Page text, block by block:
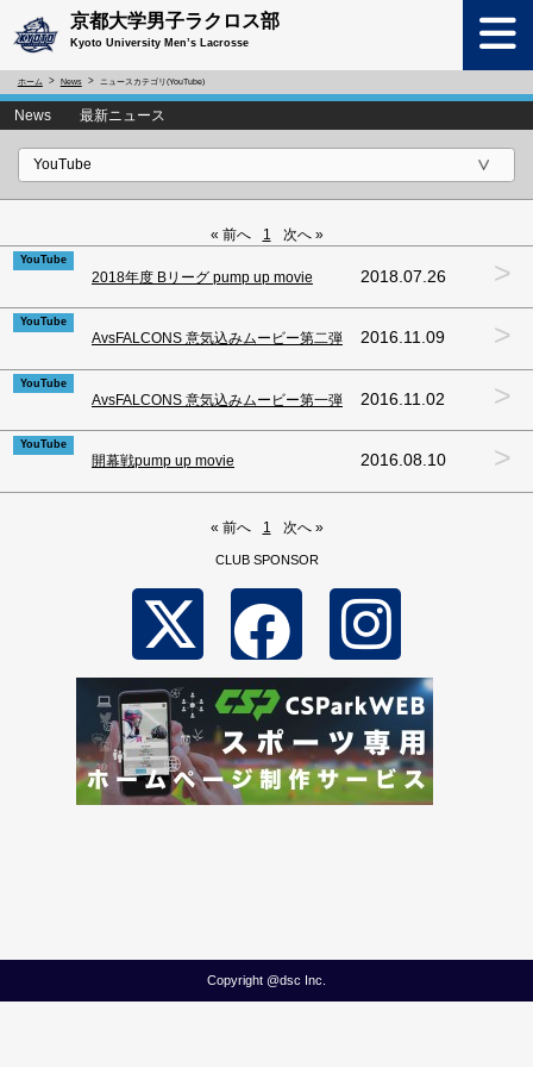
京都大学男子ラクロス部
Kyoto University Men’s Lacrosse
ホーム News ニュースカテゴリ(YouTube)
News 最新ニュース
« 前へ 1 次へ »
YouTube
2018年度 Bリーグ pump up movie 2018.07.26 >
YouTube
AvsFALCONS 意気込みムービー第二弾 2016.11.09 >
YouTube
AvsFALCONS 意気込みムービー第一弾 2016.11.02 >
YouTube
開幕戦pump up movie 2016.08.10 >
« 前へ 1 次へ »
CLUB SPONSOR
Copyright @dsc Inc.